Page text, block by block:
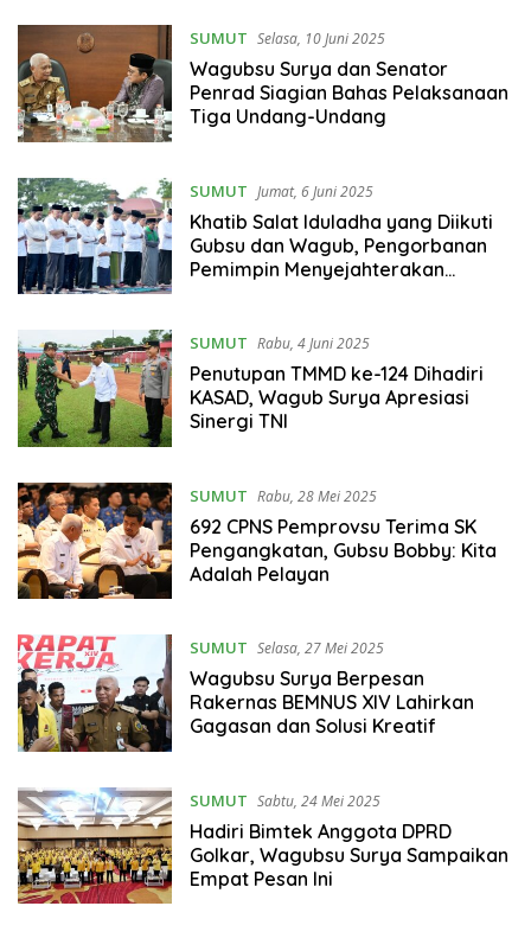
SUMUT Selasa, 10 Juni 2025
Wagubsu Surya dan Senator
Penrad Siagian Bahas Pelaksanaan
Tiga Undang-Undang
SUMUT Jumat, 6 Juni 2025
Khatib Salat Iduladha yang Diikuti
Gubsu dan Wagub, Pengorbanan
Pemimpin Menyejahterakan
SUMUT Rabu, 4 Juni 2025
Penutupan TMMD ke-124 Dihadiri
KASAD, Wagub Surya Apresiasi
Sinergi TNI
SUMUT Rabu, 28 Mei 2025
692 CPNS Pemprovsu Terima SK
Pengangkatan, Gubsu Bobby: Kita
Adalah Pelayan
SUMUT Selasa, 27 Mei 2025
Wagubsu Surya Berpesan
Rakernas BEMNUS XIV Lahirkan
Gagasan dan Solusi Kreatif
SUMUT Sabtu, 24 Mei 2025
Hadiri Bimtek Anggota DPRD
Golkar, Wagubsu Surya Sampaikan
Empat Pesan Ini